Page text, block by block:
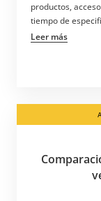
productos,
tiempo de
Leer más